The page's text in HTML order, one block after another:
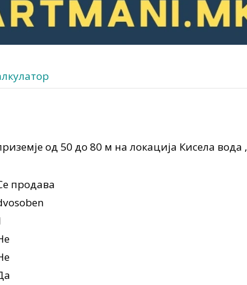
од 50 до 80 м на локација Кисела вода ,
продава